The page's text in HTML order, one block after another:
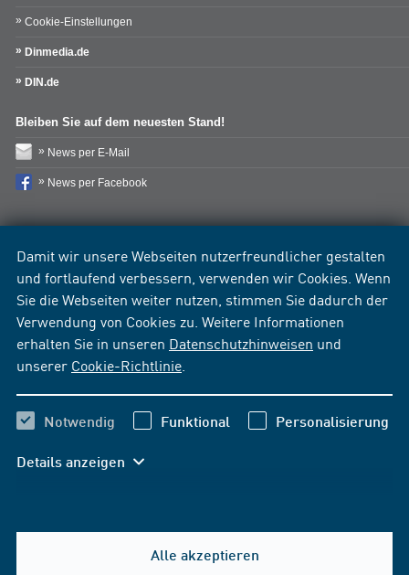
Damit wir unsere Webseiten nutzerfreundlicher gestalten
und fortlaufend verbessern, verwenden wir Cookies. Wenn
Sie die Webseiten weiter nutzen, stimmen Sie dadurch der
Verwendung von Cookies zu. Weitere Informationen
erhalten Sie in unseren Datenschutzhinweisen und
unserer Cookie-Richtlinie
Notwendig Funktional Personalisierung
Details anzeigen
Alle akzeptieren
Cookie-Einstellungen
Dinmedia.de
DIN.de
Bleiben Sie auf dem neuesten Stand!
News per E-Mail
News per Facebook